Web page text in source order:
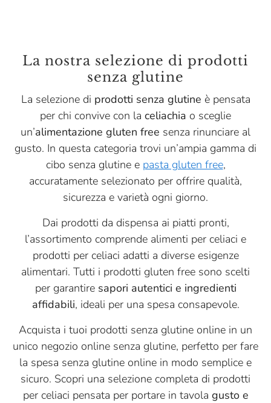
La nostra selezione di prodotti
senza glutine
La selezione di prodotti senza glutine è pensata
per chi convive con la celiachia o sceglie
un’alimentazione gluten free senza rinunciare al
gusto. In questa categoria trovi un’ampia gamma di
cibo senza glutine e pasta gluten free,
accuratamente selezionato per offrire qualità,
sicurezza e varietà ogni giorno.
Dai prodotti da dispensa ai piatti pronti,
l’assortimento comprende alimenti per celiaci e
prodotti per celiaci adatti a diverse esigenze
alimentari. Tutti i prodotti gluten free sono scelti
per garantire sapori autentici e ingredienti
affidabili, ideali per una spesa consapevole.
Acquista i tuoi prodotti senza glutine online in un
unico negozio online senza glutine, perfetto per fare
la spesa senza glutine online in modo semplice e
sicuro. Scopri una selezione completa di prodotti
per celiaci pensata per portare in tavola gusto e